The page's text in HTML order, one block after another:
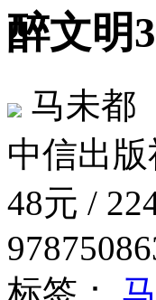
醉文明3
马未都
中信出版
48元 /
标签：